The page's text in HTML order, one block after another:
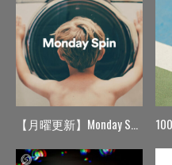
【月曜更新】Monday Spin